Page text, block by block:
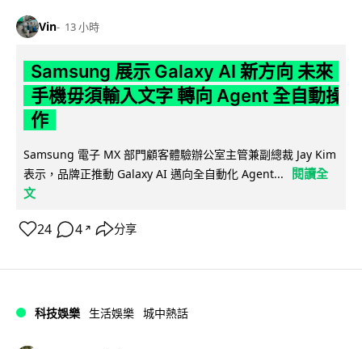
Vin 13 小時
Samsung 展示 Galaxy AI 新方向 未來
手機毋須輸入文字 轉向 Agent 全自動操
作
Samsung 電子 MX 部門顧客體驗辦公室主管兼副總裁 Jay Kim
表示，品牌正推動 Galaxy AI 邁向全自動化 Agent...
閱讀全
文
24 4 ↗ 分享
科技娛樂 生活娛樂 城中熱話